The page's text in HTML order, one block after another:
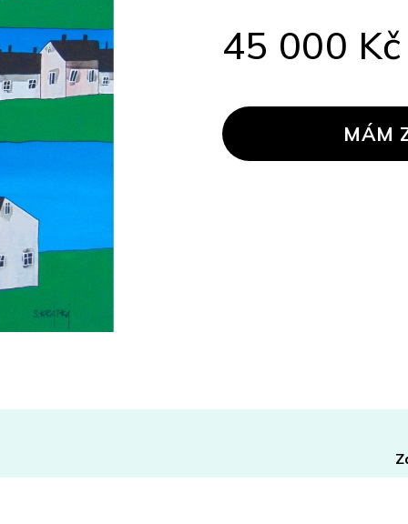
45 000 Kč
cena:
MÁM